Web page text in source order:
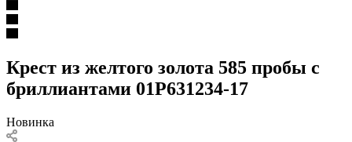
Крест из желтого золота 585 пробы с
бриллиантами 01Р631234-17
Новинка